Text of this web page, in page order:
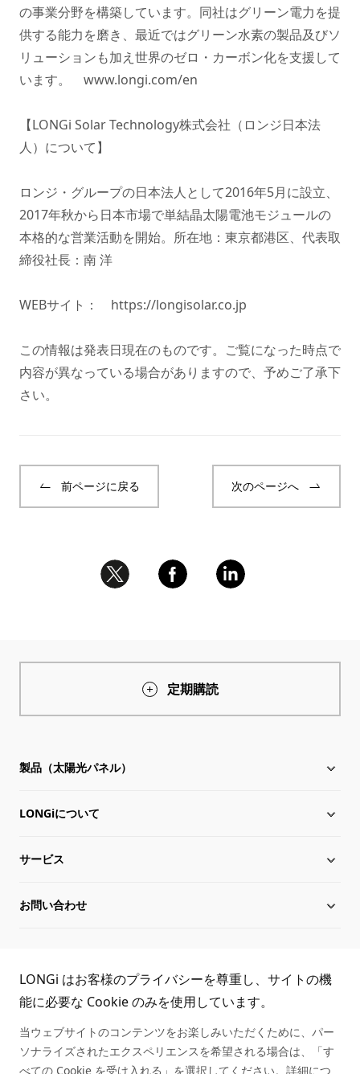
の事業分野を構築しています。同社はグリーン電力を提
供する能力を磨き、最近ではグリーン水素の製品及びソ
リューションも加え世界のゼロ・カーボン化を支援して
います。 www.longi.com/en
【LONGi Solar Technology株式会社（ロンジ日本法
人）について】
ロンジ・グループの日本法人として2016年5月に設立、
2017年秋から日本市場で単結晶太陽電池モジュールの
本格的な営業活動を開始。所在地：東京都港区、代表取
締役社長：南 洋
WEBサイト： https://longisolar.co.jp
この情報は発表日現在のものです。ご覧になった時点で
内容が異なっている場合がありますので、予めご了承下
さい。
前ページに戻る 次のページへ
定期購読
製品（太陽光パネル）
太陽電池モジュール
Hi-MO X10
Hi-MO 7
LONGiについて
LONGiについて
沿革
役員一覧
持続可能な発展
サービス
ダウンロード
シリアル番号照会
アフターサービス
お問い合わせ
取扱商社一覧
TEL:
03-6459-0528
LONGi はお客様のプライバシーを尊重し、サイトの機
能に必要な Cookie のみを使用しています。
当ウェブサイトのコンテンツをお楽しみいただくために、パー
ソナライズされたエクスペリエンスを希望される場合は、「す
べての Cookie を受け入れる」を選択してください。詳細につ